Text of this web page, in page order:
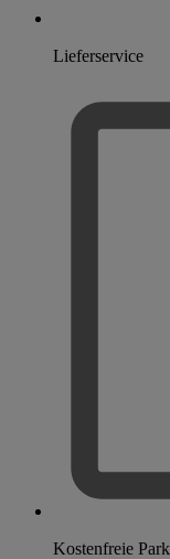
Lieferservice
Kostenfreie